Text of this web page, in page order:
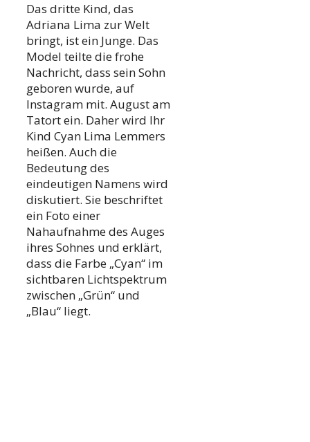
Das dritte Kind, das
Adriana Lima zur Welt
bringt, ist ein Junge. Das
Model teilte die frohe
Nachricht, dass sein Sohn
geboren wurde, auf
Instagram mit. August am
Tatort ein. Daher wird Ihr
Kind Cyan Lima Lemmers
heißen. Auch die
Bedeutung des
eindeutigen Namens wird
diskutiert. Sie beschriftet
ein Foto einer
Nahaufnahme des Auges
ihres Sohnes und erklärt,
dass die Farbe „Cyan“ im
sichtbaren Lichtspektrum
zwischen „Grün“ und
„Blau“ liegt.